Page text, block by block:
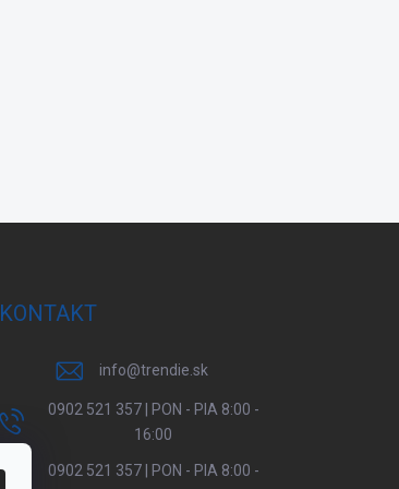
KONTAKT
info@trendie.sk
0902 521 357 | PON - PIA 8:00 -
16:00
0902 521 357 | PON - PIA 8:00 -